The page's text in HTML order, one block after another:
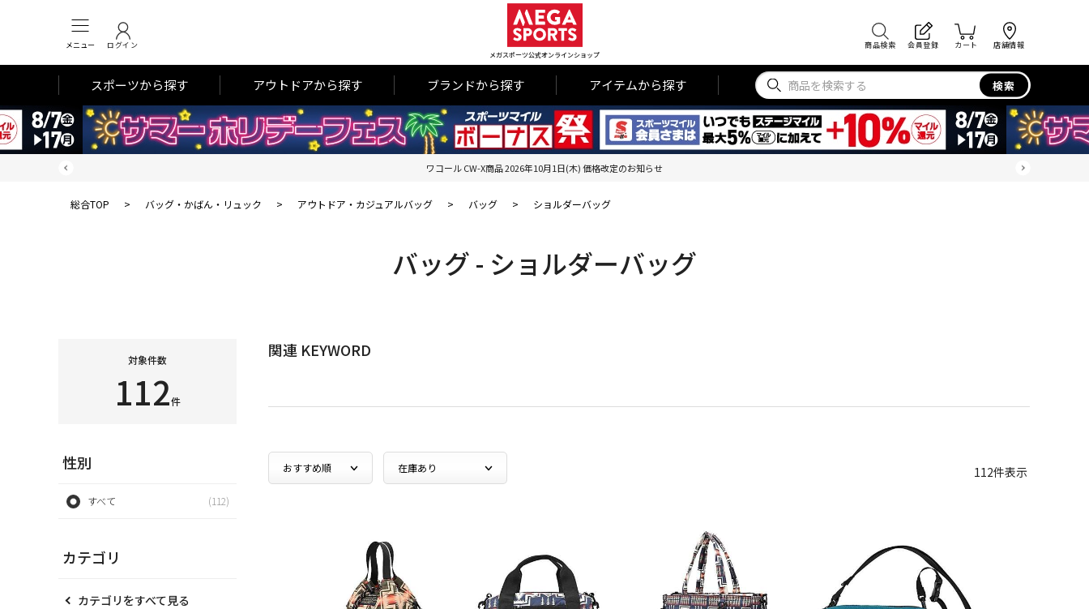
メニュー ログイン
メガスポーツ公式オンラインショップ
商品検索 会員登録 カート 店舗情報
スポーツから探す アウトドアから探す ブランドから探す アイテムから探す 検索
ワコール CW-X商品 2026年10月1日(木) 価格改定のお知らせ
総合TOP > バッグ・かばん・リュック > アウトドア・カジュアルバッグ > バッグ > ショルダーバッグ
バッグ - ショルダーバッグ
対象件数
112件
性別
すべて (112)
カテゴリ
カテゴリをすべて見る
関連 KEYWORD
112件表示